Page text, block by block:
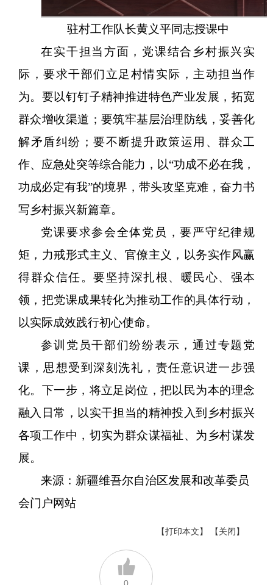
驻村工作队长黄义平同志授课中
在实干担当方面，党课结合乡村振兴实
际，要求干部们立足村情实际，主动担当作
为。要以钉钉子精神推进特色产业发展，拓宽
群众增收渠道；要筑牢基层治理防线，妥善化
解矛盾纠纷；要不断提升政策运用、群众工
作、应急处突等综合能力，以“功成不必在我，
功成必定有我”的境界，带头攻坚克难，奋力书
写乡村振兴新篇章。
党课要求参会全体党员，要严守纪律规
矩，力戒形式主义、官僚主义，以务实作风赢
得群众信任。要坚持深扎根、暖民心、强本
领，把党课成果转化为推动工作的具体行动，
以实际成效践行初心使命。
参训党员干部们纷纷表示，通过专题党
课，思想受到深刻洗礼，责任意识进一步强
化。下一步，将立足岗位，把以民为本的理念
融入日常，以实干担当的精神投入到乡村振兴
各项工作中，切实为群众谋福祉、为乡村谋发
展。
来源：新疆维吾尔自治区发展和改革委员
会门户网站
【打印本文】 【关闭】
0